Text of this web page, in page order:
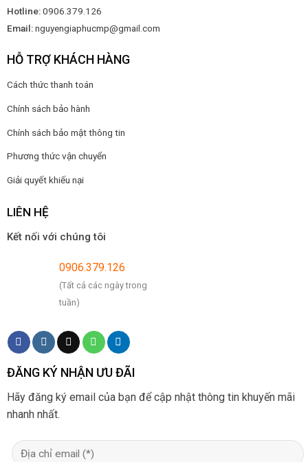
Hotline: 0906.379.126
Email: nguyengiaphucmp@gmail.com
HỖ TRỢ KHÁCH HÀNG
Cách thức thanh toán
Chính sách bảo hành
Chính sách bảo mật thông tin
Phương thức vận chuyển
Giải quyết khiếu nại
LIÊN HỆ
Kết nối với chúng tôi
0906.379.126
(Tất cả các ngày trong
tuần)
ĐĂNG KÝ NHẬN ƯU ĐÃI
Hãy đăng ký email của bạn để cập nhật thông tin khuyến mãi
nhanh nhất.